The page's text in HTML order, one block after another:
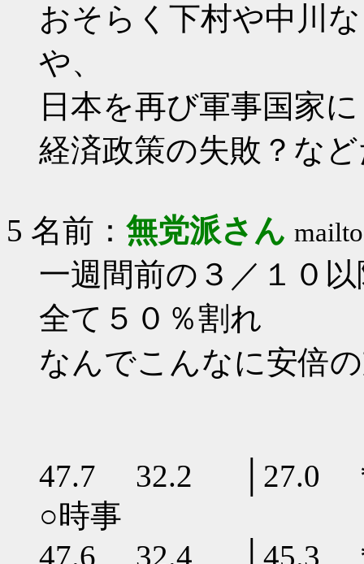
おそらく下村や中川
や、
日本を再び軍事国家
経済政策の失敗？な
5 名前： 無党派さん
一週間前の３／１０
全て５０％割れ
なんでこんなに安倍
47.7 32.2
○時事
47.6 32.4